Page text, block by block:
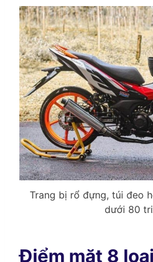
Trang bị rổ đựng, túi đeo
dưới 80
Điểm mặt 8